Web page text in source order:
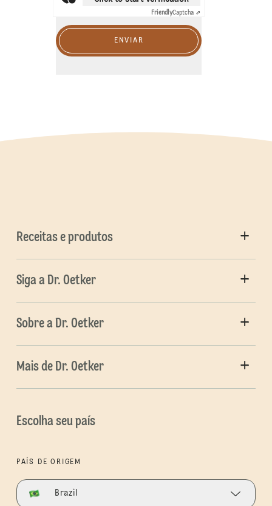
FriendlyCaptcha ⇗
ENVIAR
Receitas e produtos
Siga a Dr. Oetker
Sobre a Dr. Oetker
Mais de Dr. Oetker
Escolha seu país
PAÍS DE ORIGEM
Brazil